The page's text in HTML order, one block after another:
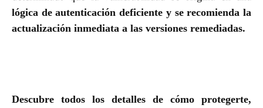
lógica de autenticación deficiente y se recomienda la
actualización inmediata a las versiones remediadas.
Descubre todos los detalles de cómo protegerte,